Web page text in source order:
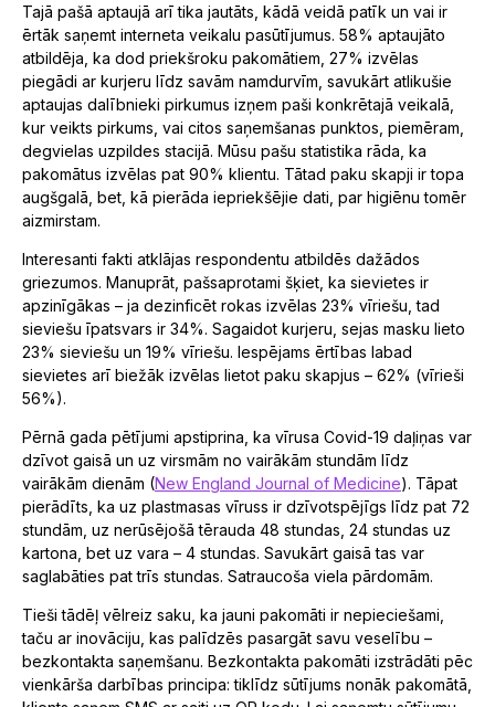
Tajā pašā aptaujā arī tika jautāts, kādā veidā patīk un vai ir
ērtāk saņemt interneta veikalu pasūtījumus. 58% aptaujāto
atbildēja, ka dod priekšroku pakomātiem, 27% izvēlas
piegādi ar kurjeru līdz savām namdurvīm, savukārt atlikušie
aptaujas dalībnieki pirkumus izņem paši konkrētajā veikalā,
kur veikts pirkums, vai citos saņemšanas punktos, piemēram,
degvielas uzpildes stacijā. Mūsu pašu statistika rāda, ka
pakomātus izvēlas pat 90% klientu. Tātad paku skapji ir topa
augšgalā, bet, kā pierāda iepriekšējie dati, par higiēnu tomēr
aizmirstam.
Interesanti fakti atklājas respondentu atbildēs dažādos
griezumos. Manuprāt, pašsaprotami šķiet, ka sievietes ir
apzinīgākas – ja dezinficēt rokas izvēlas 23% vīriešu, tad
sieviešu īpatsvars ir 34%. Sagaidot kurjeru, sejas masku lieto
23% sieviešu un 19% vīriešu. Iespējams ērtības labad
sievietes arī biežāk izvēlas lietot paku skapjus – 62% (vīrieši
56%).
Pērnā gada pētījumi apstiprina, ka vīrusa Covid-19 daļiņas var
dzīvot gaisā un uz virsmām no vairākām stundām līdz
vairākām dienām (New England Journal of Medicine). Tāpat
pierādīts, ka uz plastmasas vīruss ir dzīvotspējīgs līdz pat 72
stundām, uz nerūsējošā tērauda 48 stundas, 24 stundas uz
kartona, bet uz vara – 4 stundas. Savukārt gaisā tas var
saglabāties pat trīs stundas. Satraucoša viela pārdomām.
Tieši tādēļ vēlreiz saku, ka jauni pakomāti ir nepieciešami,
taču ar inovāciju, kas palīdzēs pasargāt savu veselību –
bezkontakta saņemšanu. Bezkontakta pakomāti izstrādāti pēc
vienkārša darbības principa: tiklīdz sūtījums nonāk pakomātā,